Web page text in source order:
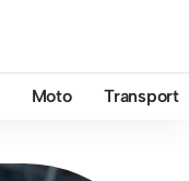
Moto Transport